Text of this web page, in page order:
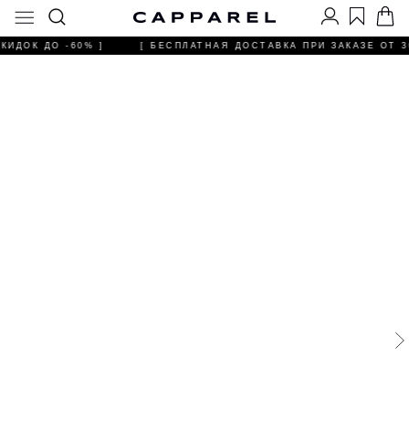
ДО -60% ] [ БЕСПЛАТНАЯ ДОСТАВКА ПРИ ЗАКАЗЕ ОТ